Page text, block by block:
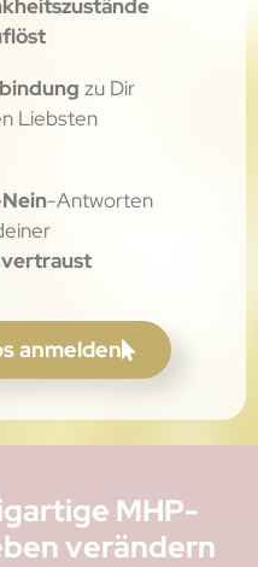
zu Dir
Liebsten
-Antworten
anmelden
MHP-
verändern